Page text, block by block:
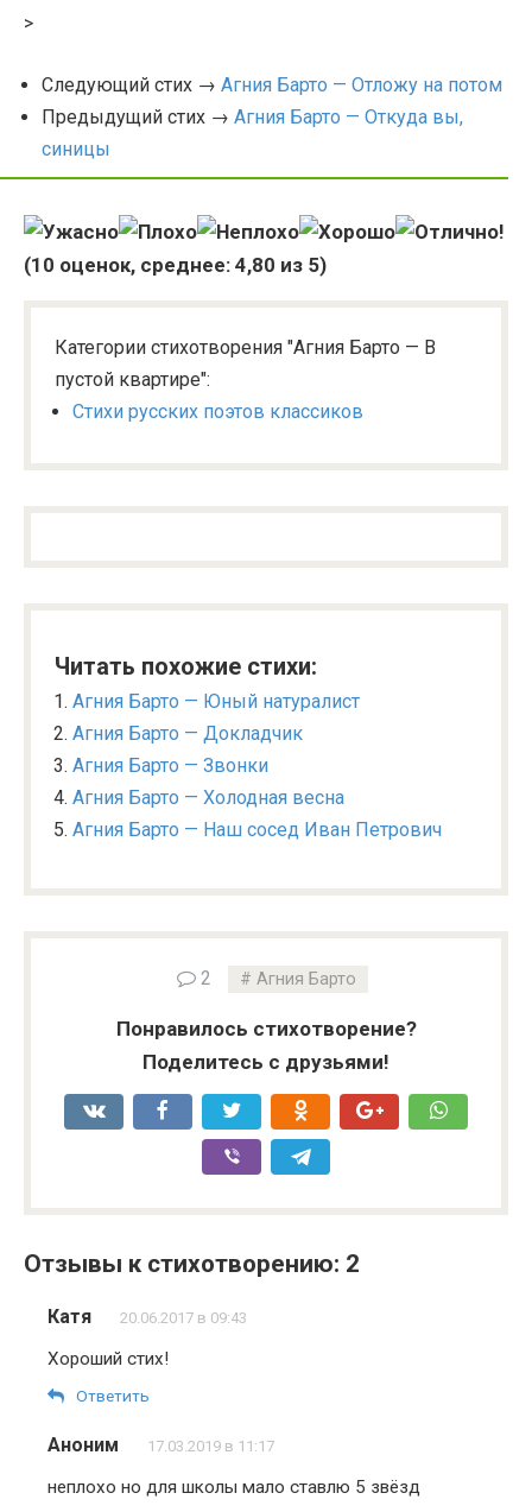
>
Следующий стих → Агния Барто — Отложу на потом
Предыдущий стих → Агния Барто — Откуда вы,
синицы
(10 оценок, среднее: 4,80 из 5)
Категории стихотворения "Агния Барто — В
пустой квартире":
Стихи русских поэтов классиков
Читать похожие стихи:
Агния Барто — Юный натуралист
Агния Барто — Докладчик
Агния Барто — Звонки
Агния Барто — Холодная весна
Агния Барто — Наш сосед Иван Петрович
2 Агния Барто
Понравилось стихотворение?
Поделитесь с друзьями!
Отзывы к стихотворению: 2
Катя 20.06.2017 в 09:43
Хороший стих!
Ответить
Аноним 17.03.2019 в 11:17
неплохо но для школы мало ставлю 5 звёзд